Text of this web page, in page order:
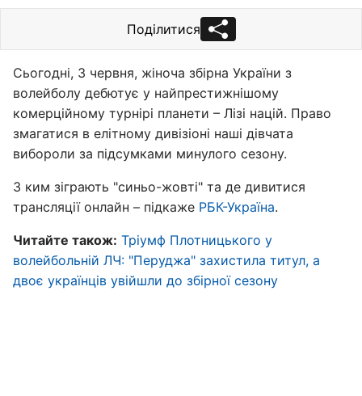
Поділитися
Сьогодні, 3 червня, жіноча збірна України з
волейболу дебютує у найпрестижнішому
комерційному турнірі планети – Лізі націй. Право
змагатися в елітному дивізіоні наші дівчата
вибороли за підсумками минулого сезону.
З ким зіграють "синьо-жовті" та де дивитися
трансляції онлайн – підкаже РБК-Україна.
Читайте також: Тріумф Плотницького у
волейбольній ЛЧ: "Перуджа" захистила титул, а
двоє українців увійшли до збірної сезону